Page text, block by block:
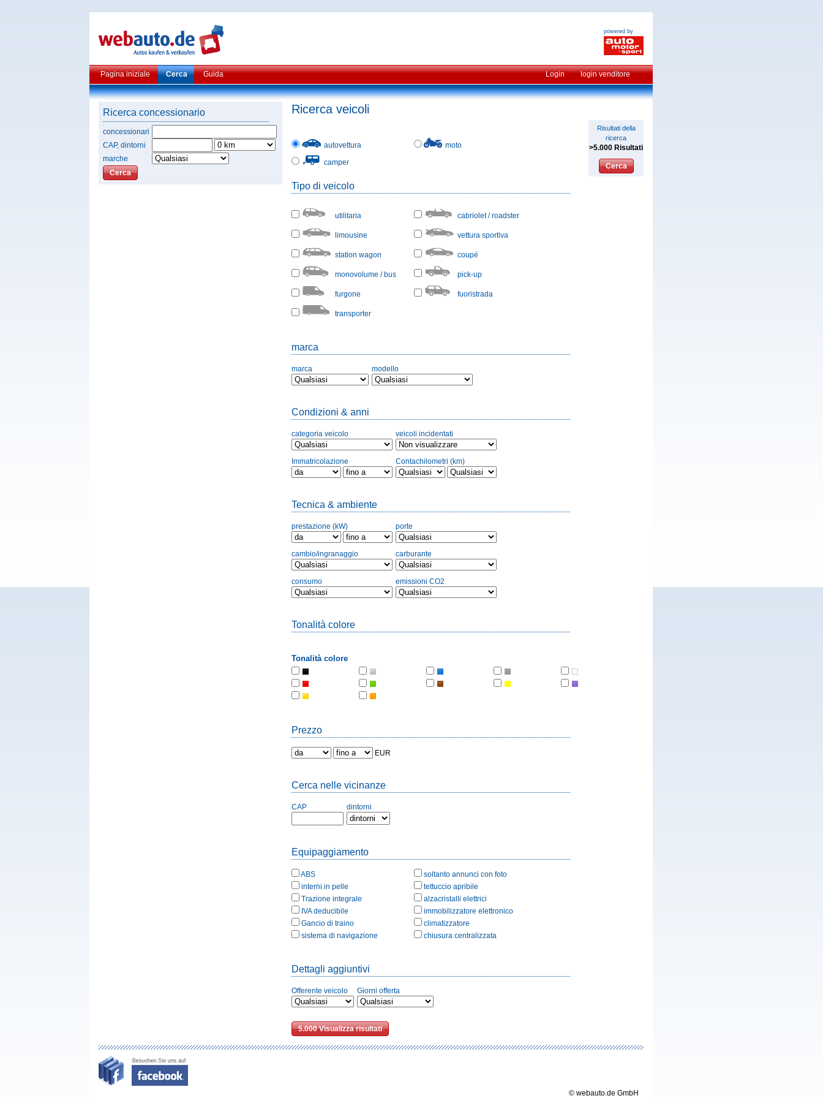
powered by
Pagina iniziale Cerca Guida Login login venditore
Ricerca concessionario
concessionari
CAP, dintorni
marche
Ricerca veicoli
autovettura
moto
camper
Tipo di veicolo
utilitaria cabriolet / roadster
limousine vettura sportiva
station wagon coupé
monovolume / bus pick-up
furgone fuoristrada
transporter
marca
marca modello
Condizioni & anni
categoria veicolo veicoli incidentati
Immatricolazione Contachilometri (km)
Tecnica & ambiente
prestazione (kW) porte
cambio/ingranaggio carburante
consumo emissioni CO2
Tonalità colore
Tonalità colore
Prezzo
EUR
Cerca nelle vicinanze
CAP dintorni
Equipaggiamento
ABS
soltanto annunci con foto
interni in pelle
tettuccio apribile
Trazione integrale
alzacristalli elettrici
IVA deducibile
immobilizzatore elettronico
Gancio di traino
climatizzatore
sistema di navigazione
chiusura centralizzata
Dettagli aggiuntivi
Offerente veicolo Giorni offerta
Risultati della
ricerca
>5.000 Risultati
© webauto.de GmbH